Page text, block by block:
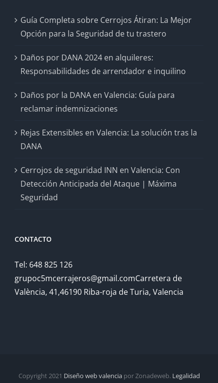
Guía Completa sobre Cerrojos Átiran: La Mejor
Opción para la Seguridad de tu trastero
Daños por DANA 2024 en alquileres:
Responsabilidades de arrendador e inquilino
Daños por la DANA en Valencia: Guía para
reclamar indemnizaciones
Rejas Extensibles en Valencia: La solución tras la
DANA
Cerrojos de seguridad INN en Valencia: Con
Detección Anticipada del Ataque | Máxima
Seguridad
CONTACTO
Tel: 648 825 126
grupoc5mcerrajeros@gmail.comCarretera de
València, 41,46190 Riba-roja de Turia, Valencia
Copyright 2021 Diseño web valenciapor Zonadeweb. Legalidad